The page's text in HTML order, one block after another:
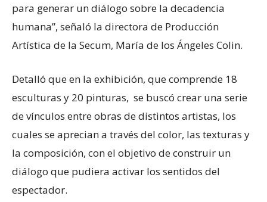
para generar un diálogo sobre la decadencia
humana”, señaló la directora de Producción
Artística de la Secum, María de los Ángeles Colin.
Detalló que en la exhibición, que comprende 18
esculturas y 20 pinturas, se buscó crear una serie
de vínculos entre obras de distintos artistas, los
cuales se aprecian a través del color, las texturas y
la composición, con el objetivo de construir un
diálogo que pudiera activar los sentidos del
espectador.